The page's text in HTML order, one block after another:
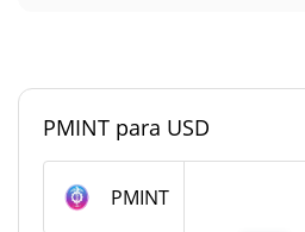
Posição de mercado
Fornecimento de pMINT
PMINT para USD
PMINT